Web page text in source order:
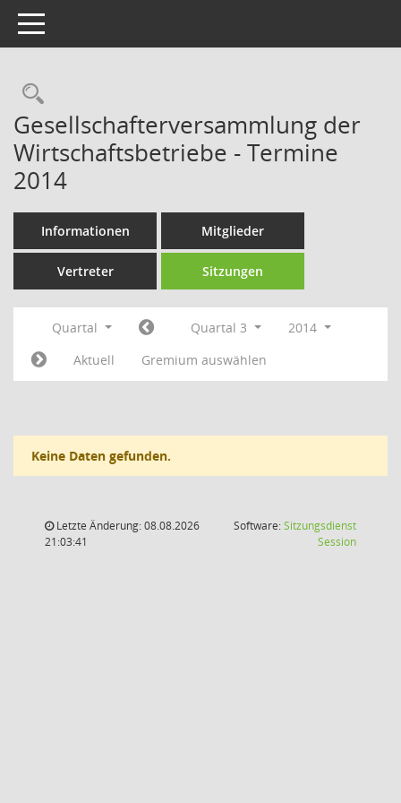
Toggle navigation
Rechercheauswahl
Gesellschafterversammlung der
Wirtschaftsbetriebe - Termine
2014
Informationen Mitglieder
Vertreter Sitzungen
Quartal Quartal 3
2014
Aktuell
Gremium auswählen
Keine Daten gefunden.
Letzte Änderung: 08.08.2026
21:03:41
Software:Sitzungsdienst
Session(Wird in